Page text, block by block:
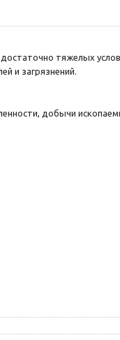
тяжелых
и загрязнений.
добычи